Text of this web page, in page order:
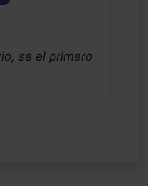
se el primero